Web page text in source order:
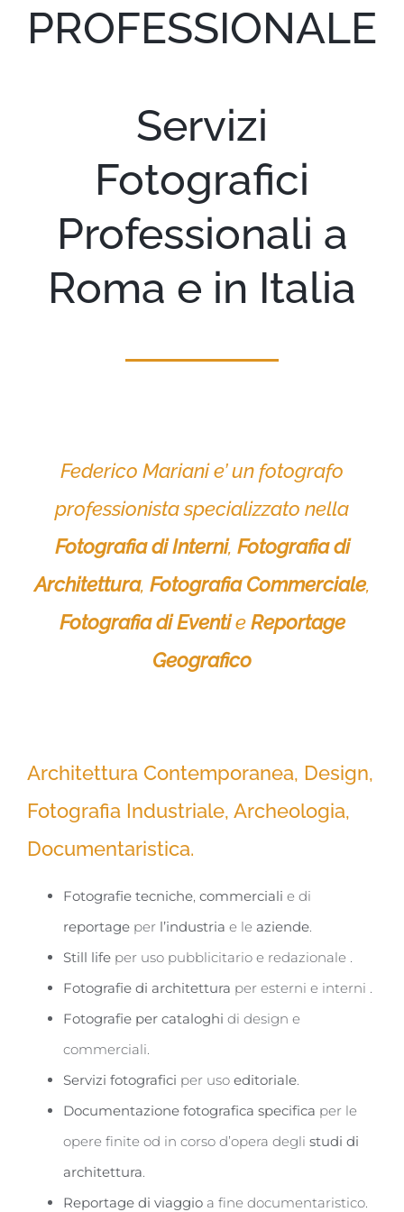
Portfolio
Servizi
Contatti
PROFESSIONALE
Servizi
Fotografici
Professionali a
Roma e in Italia
Federico Mariani e’ un fotografo
professionista specializzato nella
Fotografia di Interni, Fotografia di
Architettura, Fotografia Commerciale,
Fotografia di EventieReportage
Geografico
Architettura Contemporanea, Design,
Fotografia Industriale, Archeologia,
Documentaristica.
Fotografie tecniche commerciali e di
reportage per l’industria e le aziende
Still life per uso pubblicitario e redazionale .
Fotografie di architettura per esterni e interni .
Fotografie per cataloghi di design e
commerciali.
Servizi fotografici per uso editoriale
Documentazione fotografica specifica per le
opere finite od in corso d’opera degli studi di
architettura
Reportage di viaggio a fine documentaristico.